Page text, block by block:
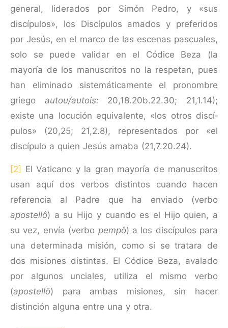
general, liderados por Simón Pedro, y «sus
discípulos», los Discípulos amados y preferidos
por Jesús, en el marco de las escenas pascuales,
solo se puede validar en el Códice Beza (la
mayoría de los manuscritos no la respetan, pues
han eliminado sistemáticamente el pronombre
griego autou/autois: 20,18.20b.22.30; 21,1.14);
existe una locución equivalente, «los otros discí­
pulos» (20,25; 21,2.8), representados por «el
discípulo a quien Jesús amaba (21,7.20.24).
[2] El Vaticano y la gran mayoría de manuscritos
usan aquí dos verbos distintos cuando hacen
referencia al Padre que ha enviado (verbo
apostellô) a su Hijo y cuando es el Hijo quien, a
su vez, envía (verbo pempô) a los discípulos para
una determinada misión, como si se tratara de
dos misiones distintas. El Códice Beza, avalado
por algunos unciales, utiliza el mismo verbo
(apostellô) para ambas misiones, sin hacer
distinción alguna entre una y otra.